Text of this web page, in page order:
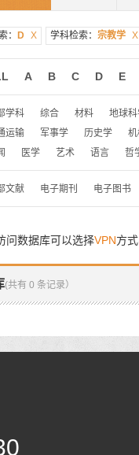
： D X 学科检索： 宗教学 X
A B C D E
学科 综合 材料 地球
运输
军事学 历史学
医学 艺术 语言 哲
文献 电子期刊 电子图书
问数据库可以选择VPN方式
(共有 0 条记录）
07:00